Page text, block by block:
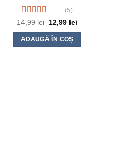
Evaluat la
4.20din 5
(5)
14,99lei Prețul
a
fost:
12,99 lei
ADAUGĂ ÎN COȘ